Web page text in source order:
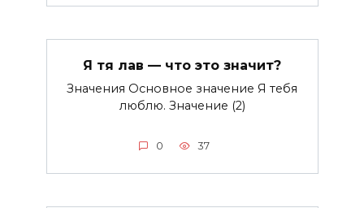
Я тя лав — что это значит?
Значения Основное значение Я тебя
люблю. Значение (2)
0 37